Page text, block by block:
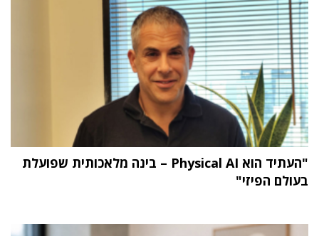
"העתיד הוא Physical AI – בינה מלאכותית שפועלת
בעולם הפיזי"